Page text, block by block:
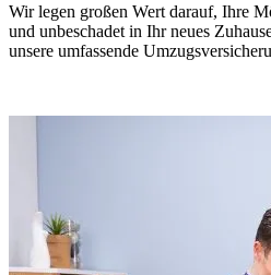
Wir legen großen Wert darauf, Ihre
und unbeschadet in Ihr neues
unsere umfassende